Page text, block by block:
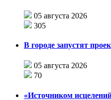
05 августа 2026
305
В городе запустят
05 августа 2026
70
«Источником